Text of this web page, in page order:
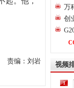
责编：刘岩
万
创
视频
1